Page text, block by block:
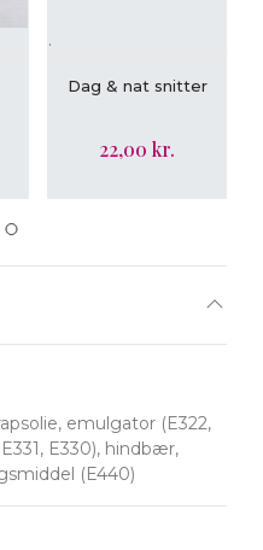
LÆG I KURV
.
Dag & nat snitter
22,00 kr.
emulgator (E322,
E330), hindbær,
(E440)